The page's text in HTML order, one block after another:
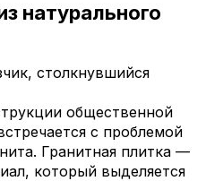
натурального
столкнувшийся
общественной
с проблемой
Гранитная плитка —
который выделяется